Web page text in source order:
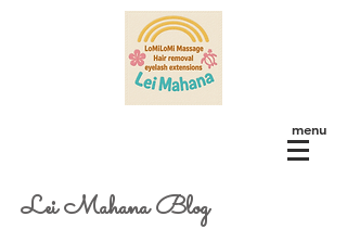
menu
Lei Mahana Blog